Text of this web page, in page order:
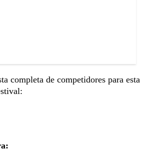
completa de competidores para esta